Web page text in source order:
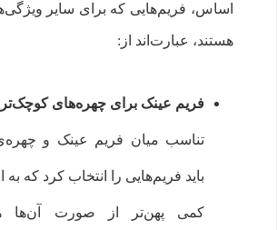
اساس، فریم‌هایی که برای سایر
هستند، عبارت‌اند از:
فریم عینک برای چهره‌های
تناسب میان فریم عینک و
باید فریم‌هایی را انتخاب کرد که
کمی پهن‌تر از صورت آن‌ها